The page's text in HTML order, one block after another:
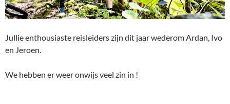
Jullie enthousiaste reisleiders zijn dit jaar wederom Ardan, Ivo
en Jeroen.
We hebben er weer onwijs veel zin in !